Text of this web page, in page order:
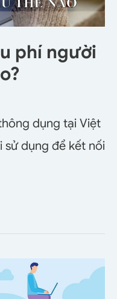
phí người
dụng tại Việt
sử dụng để kết nối